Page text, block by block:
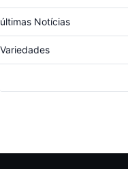
últimas Notícias
Variedades